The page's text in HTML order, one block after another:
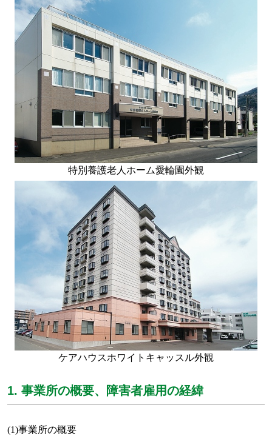
特別養護老人ホーム愛輪園外観
ケアハウスホワイトキャッスル外観
1. 事業所の概要、障害者雇用の経緯
(1)事業所の概要